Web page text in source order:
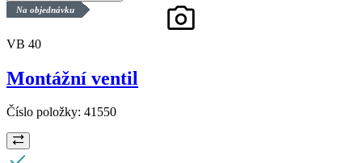
Na objednávku
VB 40
Montážní ventil
Číslo položky: 41550